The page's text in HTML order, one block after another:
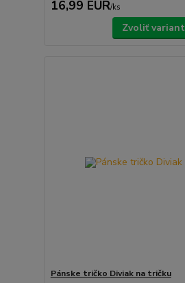
16,99 EUR/ks
Zvoliť variant
Pánske tričko Diviak na tričku